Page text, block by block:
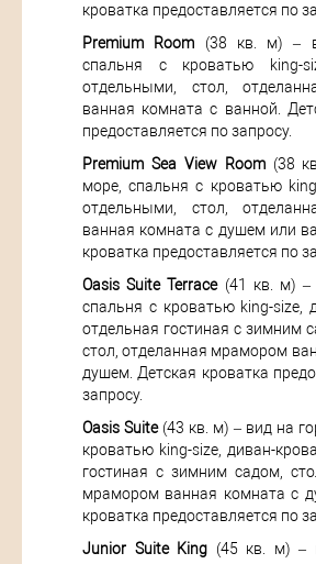
кроватка предоставляется по
Premium Room (38 кв. м) –
спальня с кроватью king-
отдельными, стол,
ванная комната с ванной.
предоставляется по запросу.
Premium Sea View Room(38
море, спальня с кроватью
отдельными, стол,
ванная комната с душем или
кроватка предоставляется по
Oasis Suite Terrace(41 кв. м) –
спальня с кроватью king-size,
отдельная гостиная с зимним
стол, отделанная мрамором
душем. Детская кроватка
запросу.
Oasis Suite(43 кв. м) – вид на
кроватью king-size, диван-
гостиная с зимним садом,
мрамором ванная комната с
кроватка предоставляется по
Junior Suite King (45 кв. м) –